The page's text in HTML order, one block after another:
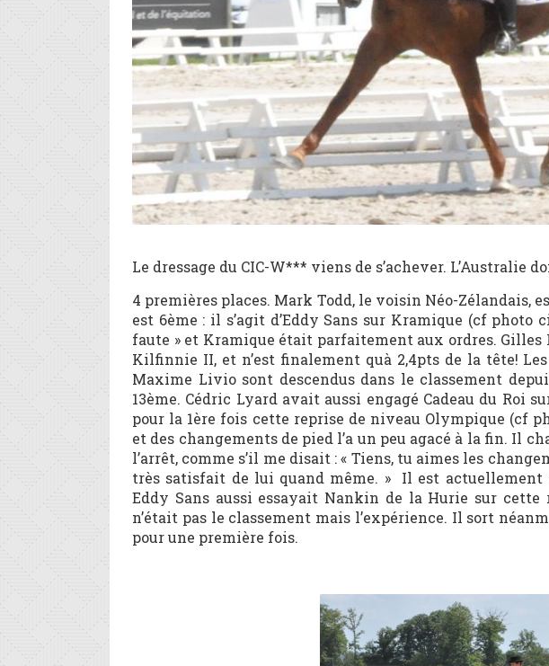
Le dressage du CIC-W*** viens de s’achever.
4 premières places. Mark Todd, le voisin Néo-Zélandais,
est 6ème : il s’agit d’Eddy Sans sur Kramique (cf photo
faute » et Kramique était parfaitement aux ordres. Gilles
Kilfinnie II, et n’est finalement quà 2,4pts de la tête!
Maxime Livio sont descendus dans le classement
13ème. Cédric Lyard avait aussi engagé Cadeau du Roi
pour la 1ère fois cette reprise de niveau Olympique (cf
et des changements de pied l’a un peu agacé à la fin. Il
l’arrêt, comme s’il me disait : « Tiens, tu aimes les
très satisfait de lui quand même. » Il est actuellement
Eddy Sans aussi essayait Nankin de la Hurie sur cette
n’était pas le classement mais l’expérience. Il sort
pour une première fois.